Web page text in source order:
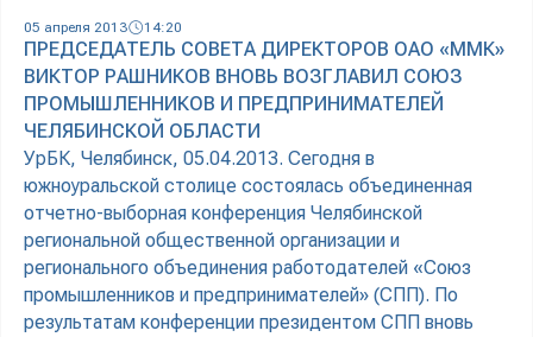
05 апреля 2013 14:20
ПРЕДСЕДАТЕЛЬ СОВЕТА ДИРЕКТОРОВ ОАО «ММК»
ВИКТОР РАШНИКОВ ВНОВЬ ВОЗГЛАВИЛ СОЮЗ
ПРОМЫШЛЕННИКОВ И ПРЕДПРИНИМАТЕЛЕЙ
ЧЕЛЯБИНСКОЙ ОБЛАСТИ
УрБК, Челябинск, 05.04.2013. Сегодня в
южноуральской столице состоялась объединенная
отчетно-выборная конференция Челябинской
региональной общественной организации и
регионального объединения работодателей «Союз
промышленников и предпринимателей» (СПП). По
результатам конференции президентом СПП вновь